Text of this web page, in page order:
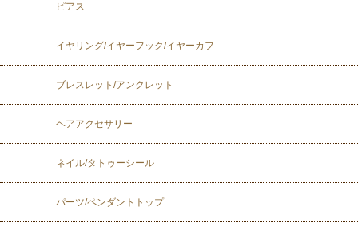
ピアス
イヤリング/イヤーフック/イヤーカフ
ブレスレット/アンクレット
ヘアアクセサリー
ネイル/タトゥーシール
パーツ/ペンダントトップ